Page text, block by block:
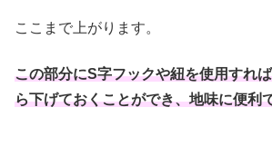
ここまで上がります。
この部分にS字フックや紐を使用すれ
ら下げておくことができ、地味に便利